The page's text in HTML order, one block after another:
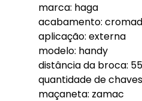
marca: haga
acabamento:
aplicação: externa
modelo: handy
distância da broca:
quantidade de
maçaneta: zamac